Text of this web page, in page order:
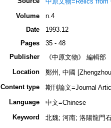
Volume
n.4
Date
1993.12
Pages
35 - 48
Publisher
《中原文物》 編輯部
Location
鄭州, 中國
Content type
期刊論文=Journal
Language
中文=Chinese
Keyword
北魏; 河南; 洛陽龍門